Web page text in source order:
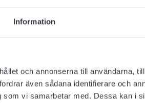
Information
och annonserna till användarna,
även sådana identifierare och
vi samarbetar med. Dessa kan i
Plastskyltarna finns i 10
olika skolor som har